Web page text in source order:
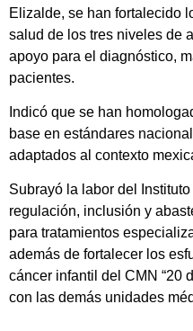
Elizalde, se han fortalecido
salud de los tres niveles de
apoyo para el diagnóstico,
pacientes.
Indicó que se han
base en estándares
adaptados al contexto
Subrayó la labor del
regulación, inclusión y
para tratamientos
además de fortalecer los
cáncer infantil del CMN “20
con las demás unidades